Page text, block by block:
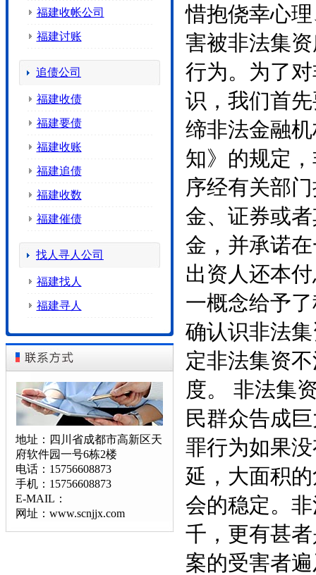
福建收帐公司
福建讨账
追债公司
福建收债
福建要债
福建收账
福建追债
福建收数
福建催债
找人寻人公司
福建找人
福建寻人
地址：四川省成都市高新区天
府软件园一号6栋2楼
电话：15756608873
手机：15756608873
E-MAIL：
网址：www.scnjjx.com
惜抱侥幸心
害被非法集
行为。为了
识，我们首
缔非法金融
知》的规定
序经有关部
金、证券或
金，并承诺
出资人还本
一概念给予
确认识非法
定非法集资
度。 非法集
民群众告成
罪行为如果
延，大面积
会的稳定。
千，更有甚
案的受害者